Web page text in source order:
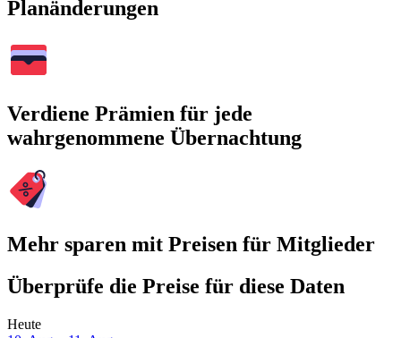
Planänderungen
Verdiene Prämien für jede
wahrgenommene Übernachtung
Mehr sparen mit Preisen für Mitglieder
Überprüfe die Preise für diese Daten
Heute